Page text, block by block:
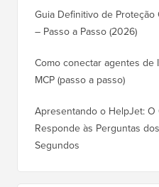
Guia Definitivo de Proteção
– Passo a Passo (2026)
Como conectar agentes de
MCP (passo a passo)
Apresentando o HelpJet:
Responde às Perguntas
Segundos